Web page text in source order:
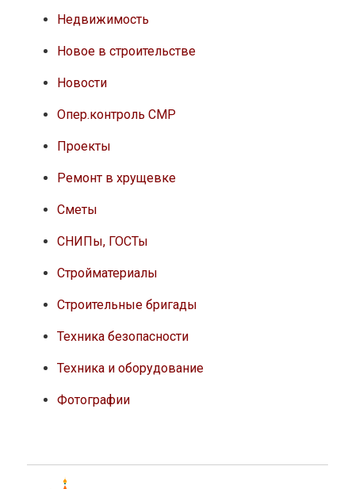
Недвижимость
Новое в строительстве
Новости
Опер.контроль СМР
Проекты
Ремонт в хрущевке
Сметы
СНИПы, ГОСТы
Стройматериалы
Строительные бригады
Техника безопасности
Техника и оборудование
Фотографии